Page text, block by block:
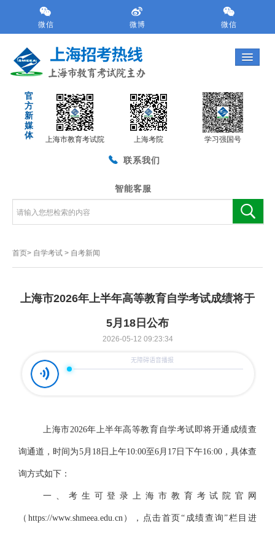
到
微信 微博 微信
官
方
新
媒
体
上海市教育考试院 上海考院 学习强国号
联系我们
智能客服
首页> 自学考试 > 自考新闻
上海市2026年上半年高等教育自学考试成绩将于
5月18日公布
2026-05-12 09:23:34
上海市2026年上半年高等教育自学考试即将开通成绩查
询通道，时间为5月18日上午10:00至6月17日下午16:00，具体查
询方式如下：
一、考生可登录上海市教育考试院官网
（ https://www.shmeea.edu.cn），点击首页“成绩查询”栏目进